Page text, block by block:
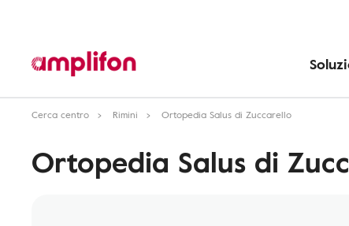
Cerca centro Rimini Ortopedia Salus di Zuccarello
Ortopedia Salus di